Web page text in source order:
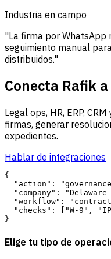
Industria en campo
"La firma por WhatsApp
seguimiento manual
distribuidos."
Conecta Rafik
Legal ops, HR, ERP,
firmas, generar
expedientes.
Hablar de integraciones
{
"action":
"company": "Delaware
"workflow":
"checks": ["W-9",
Elige tu tipo de